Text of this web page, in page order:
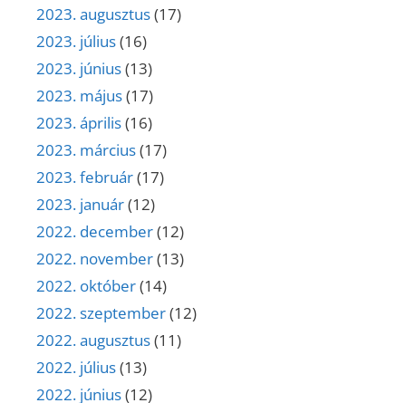
2023. augusztus(17)
2023. július(16)
2023. június(13)
2023. május(17)
2023. április(16)
2023. március(17)
2023. február(17)
2023. január(12)
2022. december(12)
2022. november(13)
2022. október(14)
2022. szeptember(12)
2022. augusztus(11)
2022. július(13)
2022. június(12)